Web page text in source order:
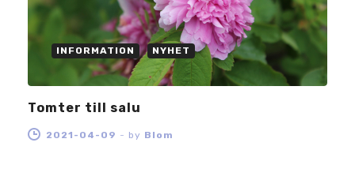
INFORMATION NYHET
Tomter till salu
2021-04-09 - by Blom